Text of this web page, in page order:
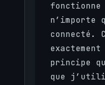
fonctionne
n’importe
connecté.
exactement
principe
que